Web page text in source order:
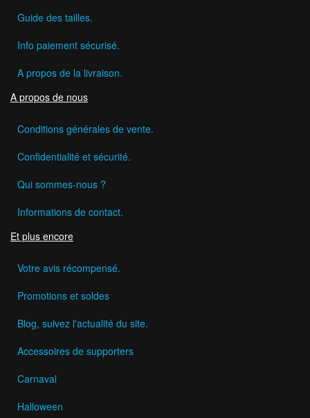
Guide des tailles.
Info paiement sécurisé.
A propos de la livraison.
A propos de nous
Conditions générales de vente.
Confidentialité et sécurité.
Qui sommes-nous ?
Informations de contact.
Et plus encore
Votre avis récompensé.
Promotions et soldes
Blog, suivez l'actualité du site.
Accessoires de supporters
Carnaval
Halloween